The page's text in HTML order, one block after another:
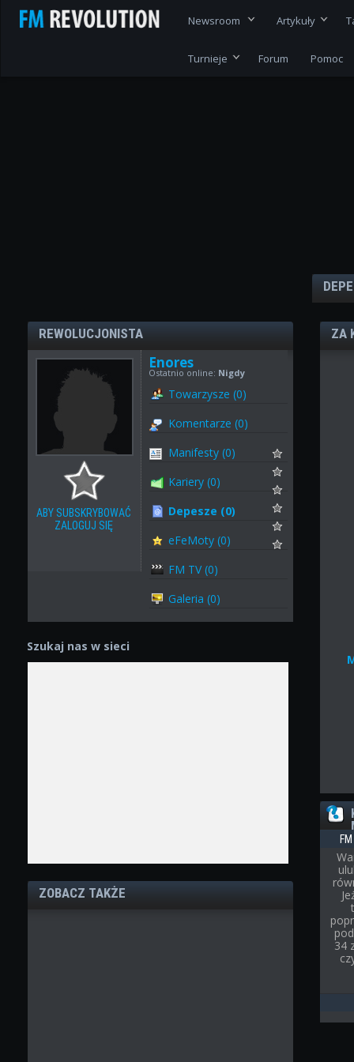
Newsroom Artykuły
Turnieje Forum Pomoc
REWOLUCJONISTA
ABY SUBSKRYBOWAĆ
ZALOGUJ SIĘ
Enores
Ostatnio online: Nigdy
Towarzysze (0)
Komentarze (0)
Manifesty (0)
Kariery (0)
Depesze (0)
eFeMoty (0)
FM TV (0)
Galeria (0)
Szukaj nas w sieci
ZOBACZ TAKŻE
ZA
34